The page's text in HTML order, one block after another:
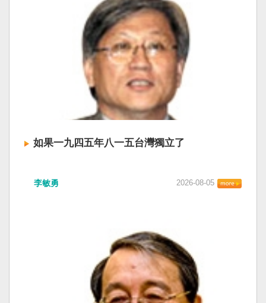
如果一九四五年八一五台灣獨立了
李敏勇 2026-08-05